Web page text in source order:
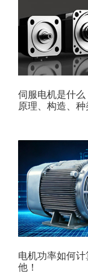
伺服电机是什
原理、构造、种
电机功率如何
他！